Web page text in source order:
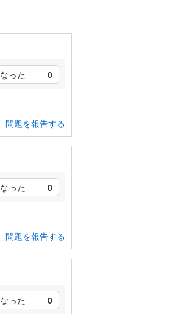
った 0
問題を報告する
った 0
問題を報告する
った 0